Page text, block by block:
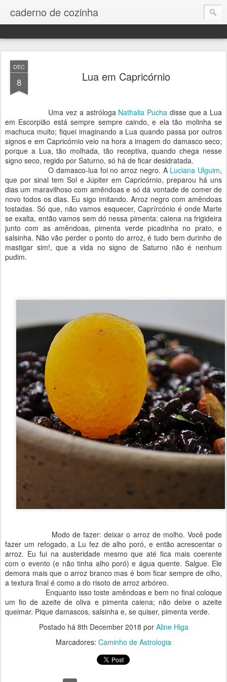
caderno de cozinha
DEC
8 Lua em Capricórnio
Uma vez a astróloga Nathalia Pucha disse que a Lua
em Escorpião está sempre sempre caindo, e ela tão molinha se
machuca muito; fiquei imaginando a Lua quando passa por outros
signos e em Capricórnio veio na hora a imagem do damasco seco;
porque a Lua, tão molhada, tão receptiva, quando chega nesse
signo seco, regido por Saturno, só há de ficar desidratada.
O damasco-lua foi no arroz negro. A Luciana Ulguim,
que por sinal tem Sol e Júpiter em Capricórnio, preparou há uns
dias um maravilhoso com amêndoas e só dá vontade de comer de
novo todos os dias. Eu sigo imitando. Arroz negro com amêndoas
tostadas. Só que, não vamos esquecer, Caprírcónio é onde Marte
se exalta, então vamos sem dó nessa pimenta: caiena na frigideira
junto com as amêndoas, pimenta verde picadinha no prato, e
salsinha. Não vão perder o ponto do arroz, é tudo bem durinho de
mastigar sim!, que a vida no signo de Saturno não é nenhum
pudim.
Modo de fazer: deixar o arroz de molho. Você pode
fazer um refogado, a Lu fez de alho poró, e então acrescentar o
arroz. Eu fui na austeridade mesmo que até fica mais coerente
com o evento (e não tinha alho poró) e água quente. Salgue. Ele
demora mais que o arroz branco mas é bom ficar sempre de olho,
a textura final é como a do risoto de arroz arbóreo.
Enquanto isso toste amêndoas e bem no final coloque
um fio de azeite de oliva e pimenta caiena; não deixe o azeite
queimar. Pique damascos, salsinha e, se quiser, pimenta verde.
Postado há 8th December 2018 por Aline Higa
Marcadores: Caminho de Astrologia